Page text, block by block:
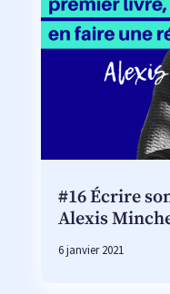
#16 Écrire
Alexis
6 janvier 2021